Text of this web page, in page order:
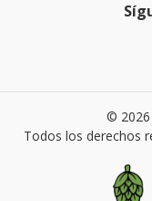
© 2026
Todos los derechos